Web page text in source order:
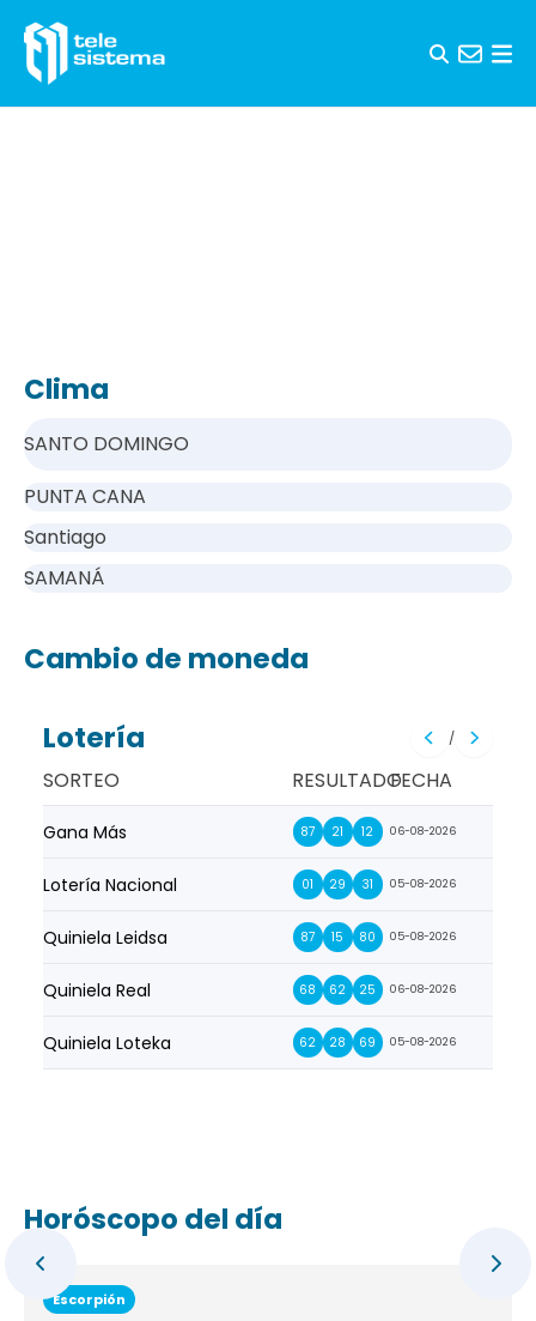
Clima
SANTO DOMINGO
PUNTA CANA
Santiago
SAMANÁ
Cambio de moneda
Lotería /
SORTEO RESULTADOFECHA
Gana Más 87 21 12 06-08-2026
Lotería Nacional 01 29 31 05-08-2026
Quiniela Leidsa 87 15 80 05-08-2026
Quiniela Real 68 62 25 06-08-2026
Quiniela Loteka 62 28 69 05-08-2026
Horóscopo del día
Escorpión